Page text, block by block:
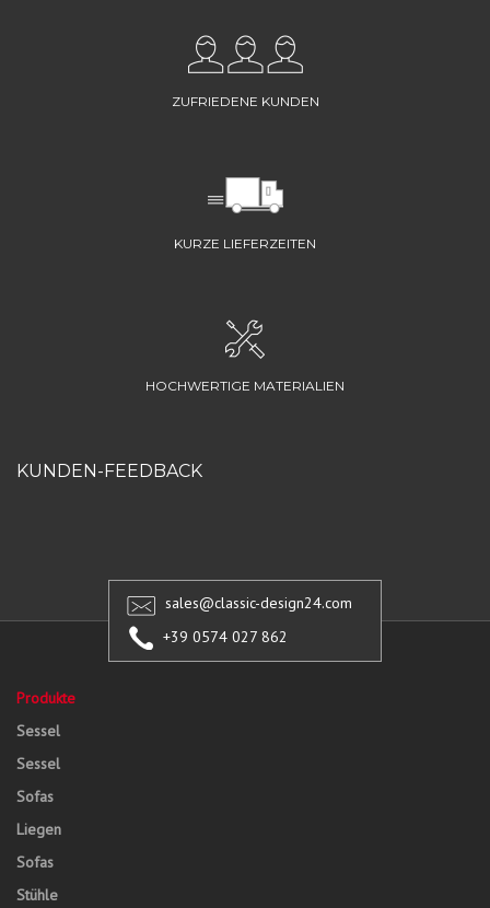
ZUFRIEDENE KUNDEN
KURZE LIEFERZEITEN
HOCHWERTIGE MATERIALIEN
KUNDEN-FEEDBACK
sales@classic-design24.com
+39 0574 027 862
Produkte
Sessel
Sessel
Sofas
Liegen
Sofas
Stühle